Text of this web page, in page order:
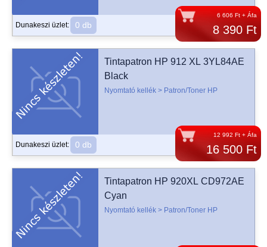
6 606 Ft + Áfa
8 390 Ft
Dunakeszi üzlet: 0 db
12 992 Ft + Áfa
16 500 Ft
Tintapatron HP 912 XL 3YL84AE
Black
Nyomtató kellék > Patron/Toner HP
Dunakeszi üzlet: 0 db
Tintapatron HP 920XL CD972AE
Cyan
Nyomtató kellék > Patron/Toner HP